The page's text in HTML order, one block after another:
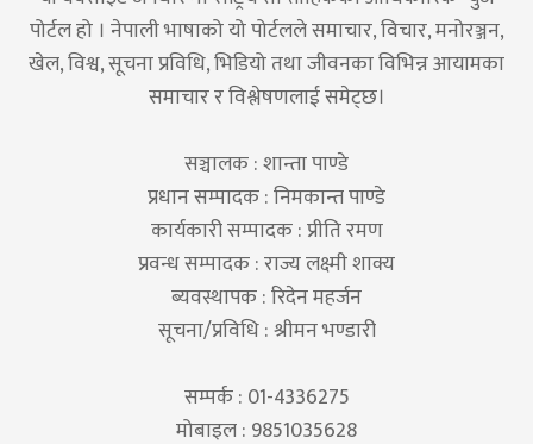
पोर्टल हो । नेपाली भाषाको यो पोर्टलले समाचार, विचार, मनोरञ्जन,
खेल, विश्व, सूचना प्रविधि, भिडियो तथा जीवनका विभिन्न आयामका
समाचार र विश्लेषणलाई समेट्छ।
सञ्चालक : शान्ता पाण्डे
प्रधान सम्पादक : निमकान्त पाण्डे
कार्यकारी सम्पादक : प्रीति रमण
प्रवन्ध सम्पादक : राज्य लक्ष्मी शाक्य
ब्यवस्थापक : रिदेन महर्जन
सूचना/प्रविधि : श्रीमन भण्डारी
सम्पर्क : 01-4336275
मोबाइल : 9851035628